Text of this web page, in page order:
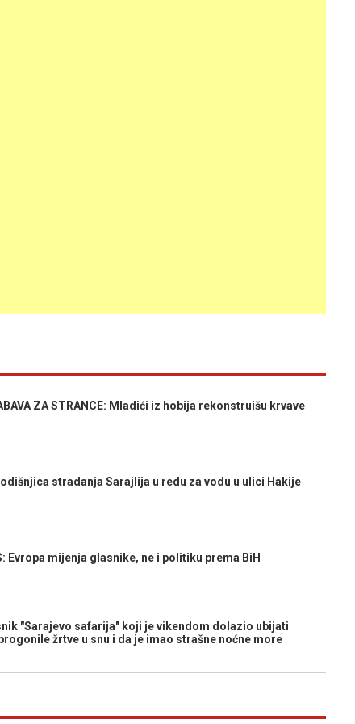
ZA STRANCE: Mladići iz hobija rekonstruišu krvave
stradanja Sarajlija u redu za vodu u ulici Hakije
Evropa mijenja glasnike, ne i politiku prema BiH
"Sarajevo safarija" koji je vikendom dolazio ubijati
žrtve u snu i da je imao strašne noćne more